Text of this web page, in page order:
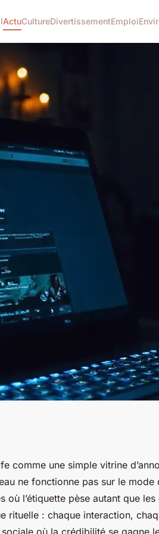
ActuCultureDivertissementEmploi
tirer parti
sur FetLife
comme une simple vitrine
ne fonctionne pas sur le
où l’étiquette pèse autant que
rituelle : chaque interaction,
où la crédibilité se gagne